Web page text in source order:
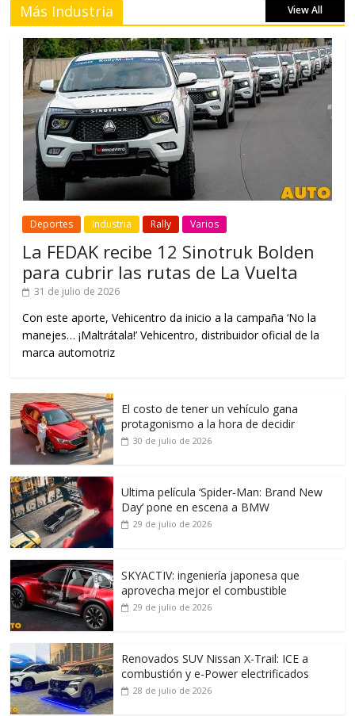
Más Industria View All
Deportes Industria Rally Varios
La FEDAK recibe 12 Sinotruk Bolden
para cubrir las rutas de La Vuelta
31 de julio de 2026
Con este aporte, Vehicentro da inicio a la campaña ‘No la
manejes… ¡Maltrátala!’ Vehicentro, distribuidor oficial de la
marca automotriz
El costo de tener un vehículo gana
protagonismo a la hora de decidir
30 de julio de 2026
Ultima película ‘Spider‑Man: Brand New
Day’ pone en escena a BMW
29 de julio de 2026
SKYACTIV: ingeniería japonesa que
aprovecha mejor el combustible
29 de julio de 2026
Renovados SUV Nissan X-Trail: ICE a
combustión y e-Power electrificados
28 de julio de 2026